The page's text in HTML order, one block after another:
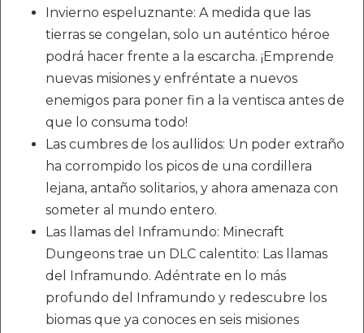
Invierno espeluznante: A medida que las
tierras se congelan, solo un auténtico héroe
podrá hacer frente a la escarcha. ¡Emprende
nuevas misiones y enfréntate a nuevos
enemigos para poner fin a la ventisca antes de
que lo consuma todo!
Las cumbres de los aullidos: Un poder extraño
ha corrompido los picos de una cordillera
lejana, antaño solitarios, y ahora amenaza con
someter al mundo entero.
Las llamas del Inframundo: Minecraft
Dungeons trae un DLC calentito: Las llamas
del Inframundo. Adéntrate en lo más
profundo del Inframundo y redescubre los
biomas que ya conoces en seis misiones